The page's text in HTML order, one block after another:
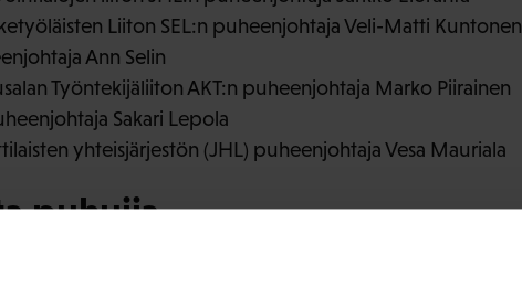
Liiton SEL:n puheenjohtaja Veli-Matti Kuntonen
Ann Selin
Työntekijäliiton AKT:n puheenjohtaja Marko Piirainen
Sakari Lepola
yhteisjärjestön (JHL) puheenjohtaja Vesa Mauriala
puhujia
ammattiliiton TEAMin kehittämispäällikkö Hannu Siltala